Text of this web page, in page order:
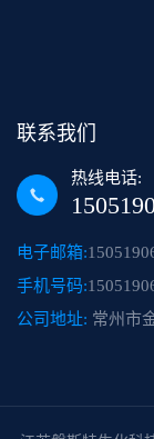
联系我们
热线电话:
电子邮箱:
手机号码:
公司地址: 常州市